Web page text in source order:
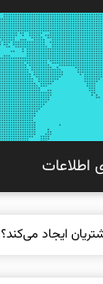
اطلاعات
ایجاد می‌کند؟